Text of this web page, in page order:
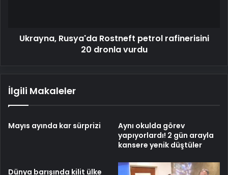
Ukrayna, Rusya'da Rostneft petrol rafinerisini
20 dronla vurdu
İlgili Makaleler
Mayıs ayında kar sürprizi
Aynı okulda görev
yapıyorlardı! 2 gün arayla
kansere yenik düştüler
Dünya barışında kilit ülke